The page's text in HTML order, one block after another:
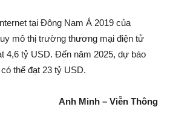
tại Đông Nam Á 2019 của
mô thị trường thương mại điện tử
4,6 tỷ USD. Đến năm 2025, dự báo
thể đạt 23 tỷ USD.
Anh Minh – Viễn Thông